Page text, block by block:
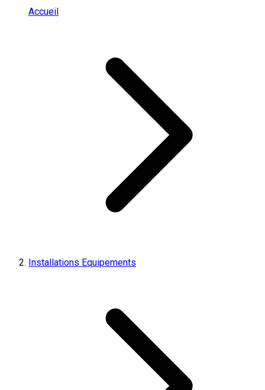
Accueil
Installations Equipements